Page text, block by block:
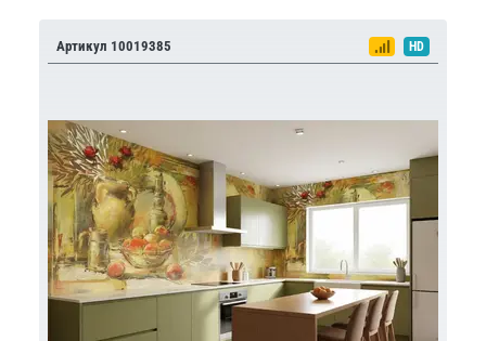
Артикул 10019385 HD